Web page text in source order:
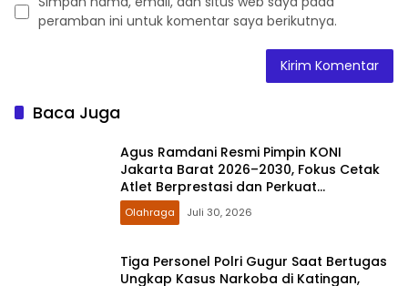
peramban ini untuk komentar saya berikutnya.
Baca Juga
Agus Ramdani Resmi Pimpin KONI
Jakarta Barat 2026–2030, Fokus Cetak
Atlet Berprestasi dan Perkuat
Pembinaan
Olahraga Juli 30, 2026
Tiga Personel Polri Gugur Saat Bertugas
Ungkap Kasus Narkoba di Katingan,